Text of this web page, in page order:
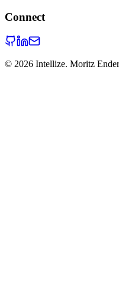
Connect
© 2026 Intellize. Moritz